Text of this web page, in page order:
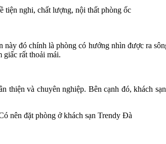
đó chính là phòng có hướng nhìn được ra
giấc rất thoải mái.
thiện và chuyên nghiệp. Bên cạnh đó, khách